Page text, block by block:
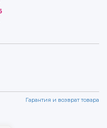
Гарантия и возврат товара